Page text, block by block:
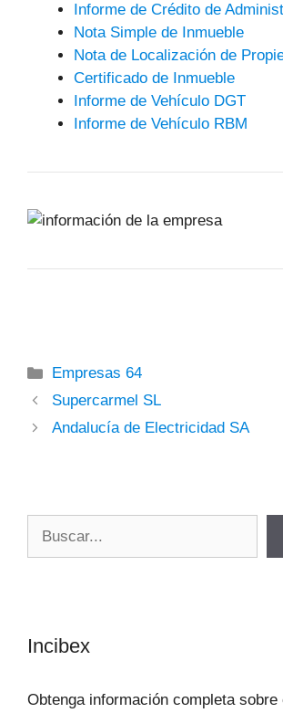
Informe de Crédito de
Nota Simple de Inmueble
Nota de Localización de
Certificado de Inmueble
Informe de Vehículo DGT
Informe de Vehículo RBM
Categorías
Empresas 64
Supercarmel SL
Andalucía de Electricidad SA
Incibex
Obtenga información completa sobre